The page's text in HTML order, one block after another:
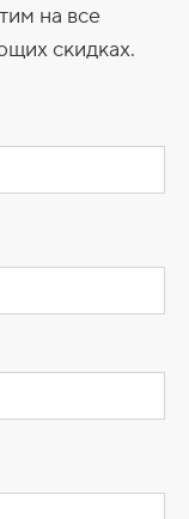
на все
скидках.